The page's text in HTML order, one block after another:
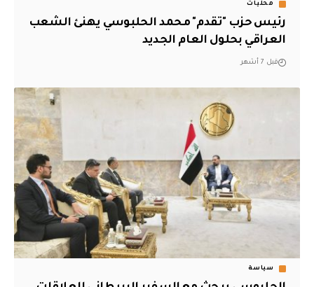
محليات
رئيس حزب "تقدم" محمد الحلبوسي يهنئ الشعب
العراقي بحلول العام الجديد
قبل 7 أشهر
سياسة